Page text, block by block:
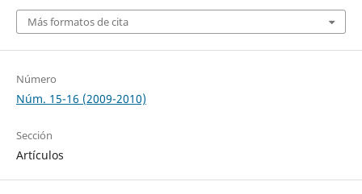
Más formatos de cita
Número
Núm. 15-16 (2009-2010)
Sección
Artículos